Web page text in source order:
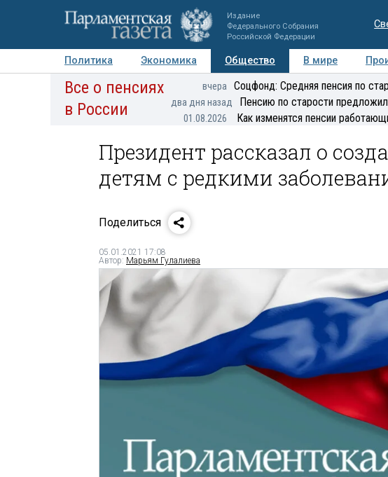
Издание
Федерального Собрания
Российской Федерации
Политика Экономика Общество В мире
Авторы Персоны Мнения Регионы
Все о пенсиях
в России
вчера Соцфонд: Средняя пенсия по
два дня назад Пенсию по старости
01.08.2026 Как изменятся пенсии
Президент рассказал о
детям с редкими
Поделиться
05.01.2021 17:08
Автор: Марьям Гулалиева